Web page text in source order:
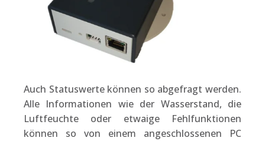
Auch Statuswerte können so abgefragt werden.
Alle Informationen wie der Wasserstand, die
Luftfeuchte oder etwaige Fehlfunktionen
können so von einem angeschlossenen PC